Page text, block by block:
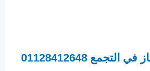
صيانة جليم جاز في التجمع 01128412648